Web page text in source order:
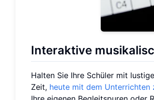
Interaktive
Halten Sie Ihre Schüler mit
Zeit, heute mit dem Unterrichten